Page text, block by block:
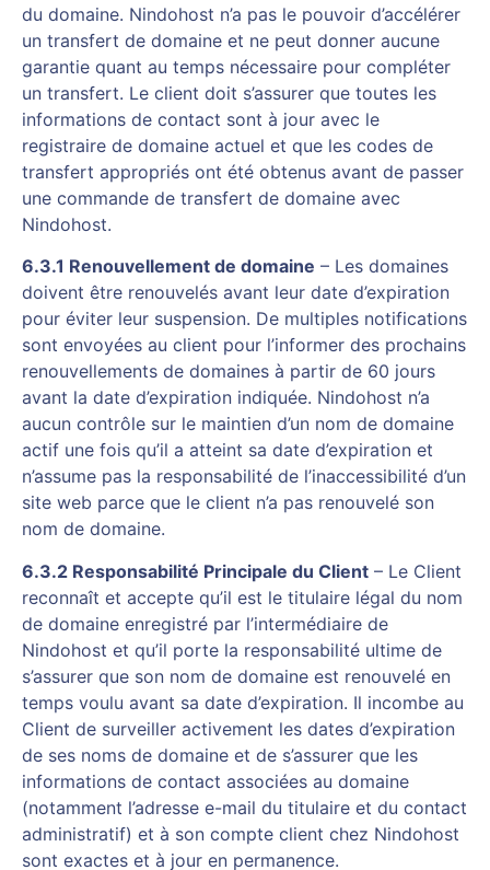
du domaine. Nindohost n’a pas le pouvoir d’accélérer
un transfert de domaine et ne peut donner aucune
garantie quant au temps nécessaire pour compléter
un transfert. Le client doit s’assurer que toutes les
informations de contact sont à jour avec le
registraire de domaine actuel et que les codes de
transfert appropriés ont été obtenus avant de passer
une commande de transfert de domaine avec
Nindohost.
6.3.1 Renouvellement de domaine – Les domaines
doivent être renouvelés avant leur date d’expiration
pour éviter leur suspension. De multiples notifications
sont envoyées au client pour l’informer des prochains
renouvellements de domaines à partir de 60 jours
avant la date d’expiration indiquée. Nindohost n’a
aucun contrôle sur le maintien d’un nom de domaine
actif une fois qu’il a atteint sa date d’expiration et
n’assume pas la responsabilité de l’inaccessibilité d’un
site web parce que le client n’a pas renouvelé son
nom de domaine.
6.3.2 Responsabilité Principale du Client – Le Client
reconnaît et accepte qu’il est le titulaire légal du nom
de domaine enregistré par l’intermédiaire de
Nindohost et qu’il porte la responsabilité ultime de
s’assurer que son nom de domaine est renouvelé en
temps voulu avant sa date d’expiration. Il incombe au
Client de surveiller activement les dates d’expiration
de ses noms de domaine et de s’assurer que les
informations de contact associées au domaine
(notamment l’adresse e-mail du titulaire et du contact
administratif) et à son compte client chez Nindohost
sont exactes et à jour en permanence.